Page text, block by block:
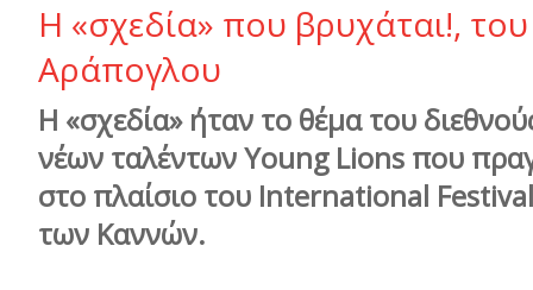
Η «σχεδία» που βρυχάται!,
Αράπογλου
Η «σχεδία» ήταν το θέμα του
νέων ταλέντων Young Lions που
στο πλαίσιο του International
των Καννών.